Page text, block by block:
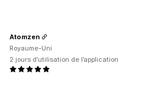
Atomzen
Royaume-Uni
2 jours d’utilisation de l’application